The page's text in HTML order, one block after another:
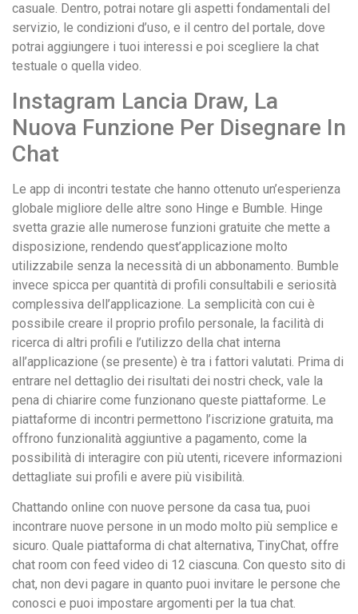
casuale. Dentro, potrai notare gli aspetti fondamentali del
servizio, le condizioni d’uso, e il centro del portale, dove
potrai aggiungere i tuoi interessi e poi scegliere la chat
testuale o quella video.
Instagram Lancia Draw, La
Nuova Funzione Per Disegnare In
Chat
Le app di incontri testate che hanno ottenuto un’esperienza
globale migliore delle altre sono Hinge e Bumble. Hinge
svetta grazie alle numerose funzioni gratuite che mette a
disposizione, rendendo quest’applicazione molto
utilizzabile senza la necessità di un abbonamento. Bumble
invece spicca per quantità di profili consultabili e seriosità
complessiva dell’applicazione. La semplicità con cui è
possibile creare il proprio profilo personale, la facilità di
ricerca di altri profili e l’utilizzo della chat interna
all’applicazione (se presente) è tra i fattori valutati. Prima di
entrare nel dettaglio dei risultati dei nostri check, vale la
pena di chiarire come funzionano queste piattaforme. Le
piattaforme di incontri permettono l’iscrizione gratuita, ma
offrono funzionalità aggiuntive a pagamento, come la
possibilità di interagire con più utenti, ricevere informazioni
dettagliate sui profili e avere più visibilità.
Chattando online con nuove persone da casa tua, puoi
incontrare nuove persone in un modo molto più semplice e
sicuro. Quale piattaforma di chat alternativa, TinyChat, offre
chat room con feed video di 12 ciascuna. Con questo sito di
chat, non devi pagare in quanto puoi invitare le persone che
conosci e puoi impostare argomenti per la tua chat.